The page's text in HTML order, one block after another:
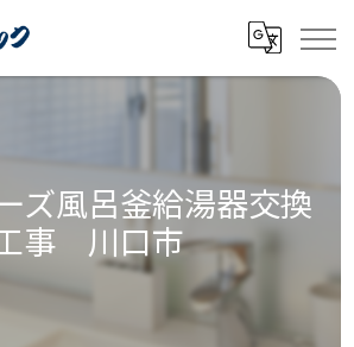
ズ風呂釜給湯器交換
事 川口市